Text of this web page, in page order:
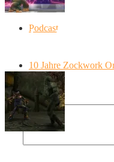
Podcast
10 Jahre Zockwork
Donkey Kong